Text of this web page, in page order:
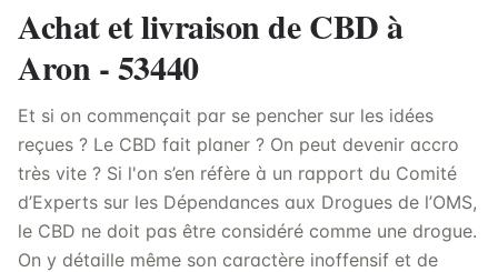
Achat et livraison de CBD à
Aron - 53440
Et si on commençait par se pencher sur les idées
reçues ? Le CBD fait planer ? On peut devenir accro
très vite ? Si l'on s’en réfère à un rapport du Comité
d’Experts sur les Dépendances aux Drogues de l’OMS,
le CBD ne doit pas être considéré comme une drogue.
On y détaille même son caractère inoffensif et de